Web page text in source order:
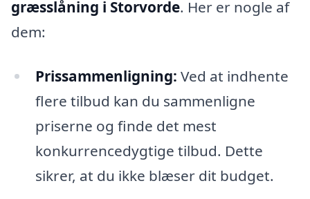
græsslåning i Storvorde. Her er nogle af
dem:
Prissammenligning: Ved at indhente
flere tilbud kan du sammenligne
priserne og finde det mest
konkurrencedygtige tilbud. Dette
sikrer, at du ikke blæser dit budget.